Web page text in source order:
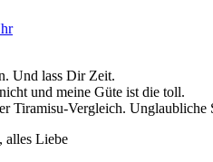
Und lass Dir Zeit.
und meine Güte ist die toll.
Tiramisu-Vergleich. Unglaubliche
alles Liebe